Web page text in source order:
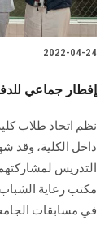
2022-04-24
إفطار جماعي
نظم اتحاد طلاب
داخل الكلية، وقد
التدريس
مكتب رعاية
في مسابقات